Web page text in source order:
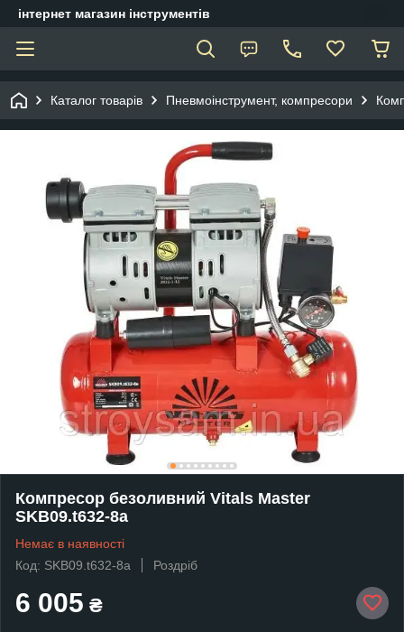
інтернет магазин інструментів
Каталог товарів Пневмоінструмент, компресори
Компресор безоливний Vitals Master
SKB09.t632-8a
Немає в наявності
Код: SKB09.t632-8a
Роздріб
6 005 ₴